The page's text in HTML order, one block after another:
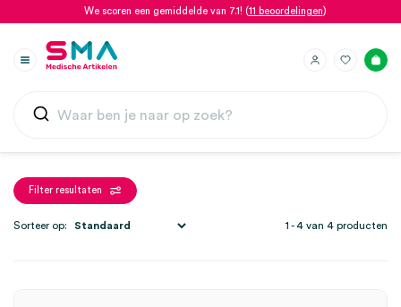
We scoren een gemiddelde van 7.1! (11 beoordelingen)
Filter resultaten
1 - 4 van 4 producten
Sorteer op: